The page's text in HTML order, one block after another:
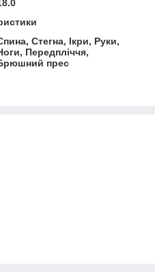
Стегна, Ікри, Руки,
Передпліччя,
прес